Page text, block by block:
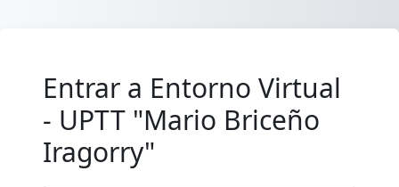
Entrar a Entorno Virtual
- UPTT "Mario Briceño
Iragorry"